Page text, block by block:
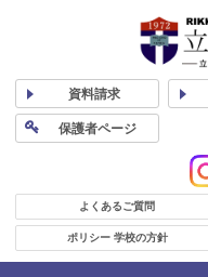
資料請求
保護者ページ
よくあるご質問
ポリシー 学校の方針